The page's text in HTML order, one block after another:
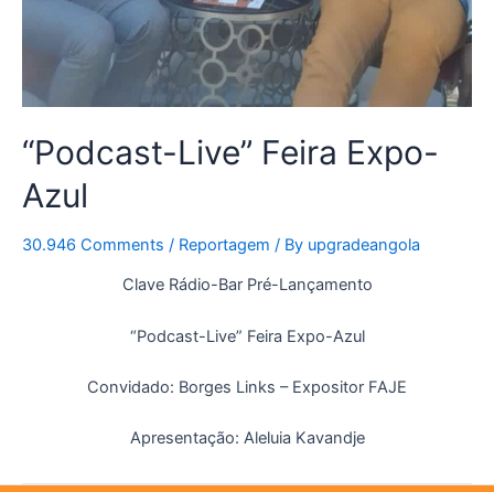
“Podcast-Live” Feira Expo-
Azul
30.946 Comments / Reportagem / By upgradeangola
Clave Rádio-Bar Pré-Lançamento
“Podcast-Live” Feira Expo-Azul
Convidado: Borges Links – Expositor FAJE
Apresentação: Aleluia Kavandje